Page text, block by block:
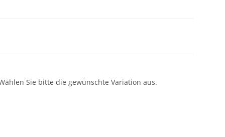
Sie bitte die gewünschte Variation aus.